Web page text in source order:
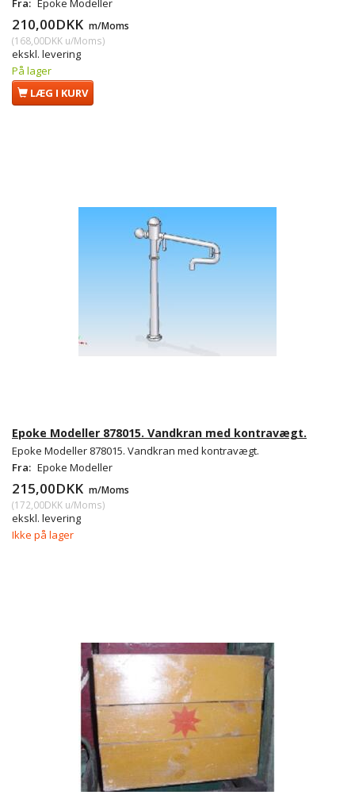
Fra: Epoke Modeller
210,00DKK m/Moms
(168,00DKK u/Moms)
ekskl. levering
På lager
LÆG I KURV
Epoke Modeller 878015. Vandkran med kontravægt.
Epoke Modeller 878015. Vandkran med kontravægt.
Fra: Epoke Modeller
215,00DKK m/Moms
(172,00DKK u/Moms)
ekskl. levering
Ikke på lager